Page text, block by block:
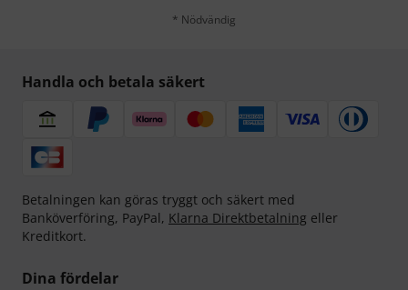
* Nödvändig
Handla och betala säkert
Betalningen kan göras tryggt och säkert med
Banköverföring, PayPal, Klarna Direktbetalning eller
Kreditkort.
Dina fördelar